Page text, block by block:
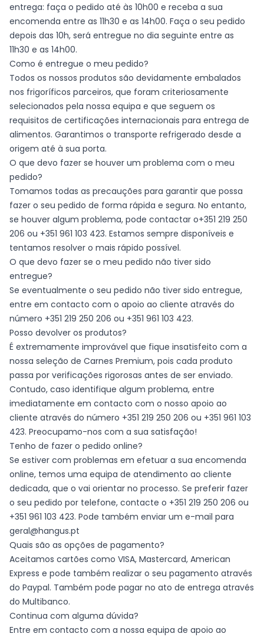
entrega: faça o pedido até às 10h00 e receba a sua
encomenda entre as 11h30 e as 14h00. Faça o seu pedido
depois das 10h, será entregue no dia seguinte entre as
11h30 e as 14h00.
Como é entregue o meu pedido?
Todos os nossos produtos são devidamente embalados
nos frigoríficos parceiros, que foram criteriosamente
selecionados pela nossa equipa e que seguem os
requisitos de certificações internacionais para entrega de
alimentos. Garantimos o transporte refrigerado desde a
origem até à sua porta.
O que devo fazer se houver um problema com o meu
pedido?
Tomamos todas as precauções para garantir que possa
fazer o seu pedido de forma rápida e segura. No entanto,
se houver algum problema, pode contactar o+351 219 250
206 ou +351 961 103 423. Estamos sempre disponíveis e
tentamos resolver o mais rápido possível.
O que devo fazer se o meu pedido não tiver sido
entregue?
Se eventualmente o seu pedido não tiver sido entregue,
entre em contacto com o apoio ao cliente através do
número +351 219 250 206 ou +351 961 103 423.
Posso devolver os produtos?
É extremamente improvável que fique insatisfeito com a
nossa seleção de Carnes Premium, pois cada produto
passa por verificações rigorosas antes de ser enviado.
Contudo, caso identifique algum problema, entre
imediatamente em contacto com o nosso apoio ao
cliente através do número +351 219 250 206 ou +351 961 103
423. Preocupamo-nos com a sua satisfação!
Tenho de fazer o pedido online?
Se estiver com problemas em efetuar a sua encomenda
online, temos uma equipa de atendimento ao cliente
dedicada, que o vai orientar no processo. Se preferir fazer
o seu pedido por telefone, contacte o +351 219 250 206 ou
+351 961 103 423. Pode também enviar um e-mail para
geral@hangus.pt
Quais são as opções de pagamento?
Aceitamos cartões como VISA, Mastercard, American
Express e pode também realizar o seu pagamento através
do Paypal. Também pode pagar no ato de entrega através
do Multibanco.
Continua com alguma dúvida?
Entre em contacto com a nossa equipa de apoio ao